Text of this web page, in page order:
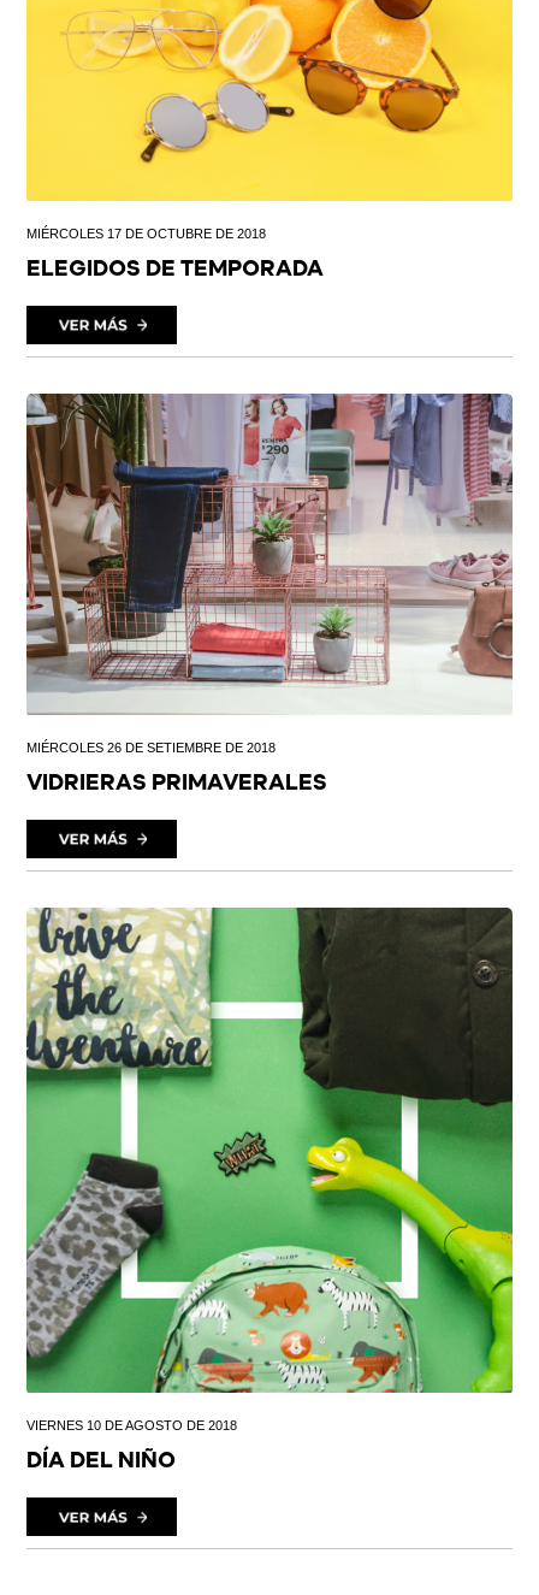
MIÉRCOLES 17 DE OCTUBRE DE 2018
ELEGIDOS DE TEMPORADA
MIÉRCOLES 26 DE SETIEMBRE DE 2018
VIDRIERAS PRIMAVERALES
VIERNES 10 DE AGOSTO DE 2018
DÍA DEL NIÑO